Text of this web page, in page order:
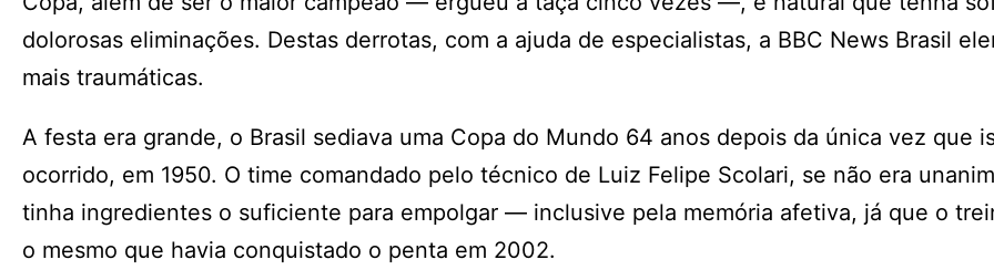
dolorosas eliminações. Destas derrotas, com a ajuda de especialistas, a BBC News Brasil
mais traumáticas.
A festa era grande, o Brasil sediava uma Copa do Mundo 64 anos depois da única vez que
ocorrido, em 1950. O time comandado pelo técnico de Luiz Felipe Scolari, se não era
tinha ingredientes o suficiente para empolgar — inclusive pela memória afetiva, já que o
o mesmo que havia conquistado o penta em 2002.